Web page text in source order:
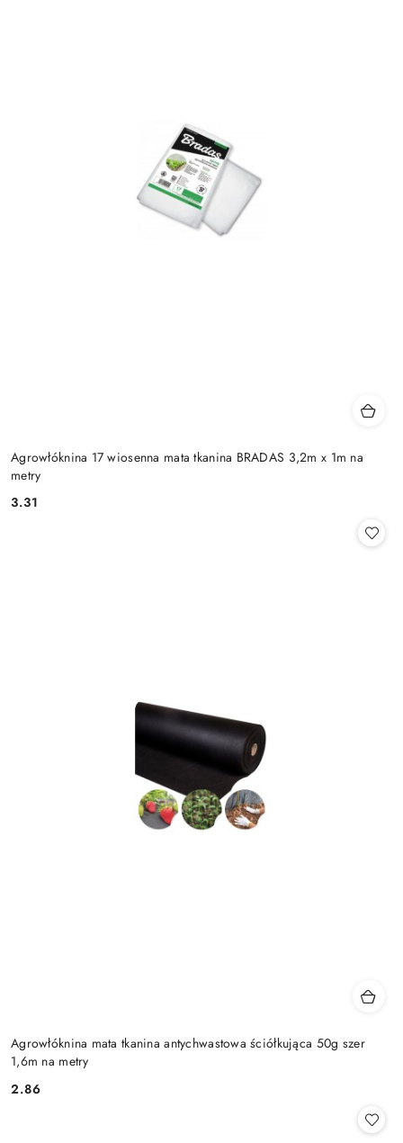
Agrowłóknina 17 wiosenna mata tkanina BRADAS 3,2m x 1m na
metry
Cena:
3.31
Agrowłóknina mata tkanina antychwastowa ściółkująca 50g szer
1,6m na metry
Cena:
2.86